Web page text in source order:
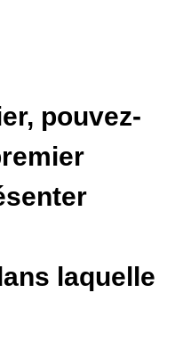
pouvez-
laquelle